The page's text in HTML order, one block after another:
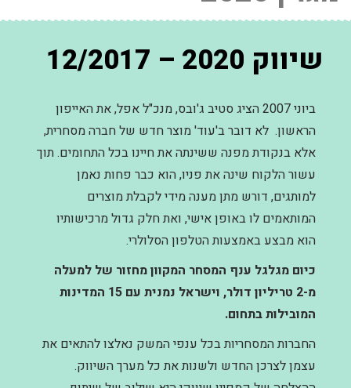
שיווק 2020 – 12/2017
ביוני 2007 הציג סטיב ג'ובס, מנכ"ל אפל, את האייפון
הראשון. לא דובר ב'עוד' מוצר חדש של חברה מסחרית,
אלא בנקודת מפנה ששינתה את חיינו בכל התחומים. תוך
עשור הלקוח שינה את פניו, הוא כבר פחות נאמן
למותגים, דורש מתן מענה מידי לקבלת מוצרים
המותאמים לו באופן אישי, ואת חלק גדול מרכישותיו
הוא מבצע באמצעות הטלפון הסלולרי.
כיום מגלגל ענף המסחר המקוון מחזור של למעלה
מ-2 טריליון דולר, וישראל נמנית עם 15 המדינות
המובילות בתחום.
החברות המסחריות בכל ענפי המשק נאלצו להתאים את
עצמן לצרכן החדש ולשנות את כל מערך השיווק.